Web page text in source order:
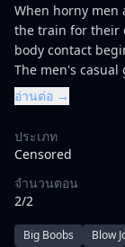
When horny men
the train for their
body contact
The men's
But there's no
before these
passions and go
dripping-wet
อ่านต่อ →
ประเภท
Censored
จำนวนตอน
2/2
Big Boobs Blow